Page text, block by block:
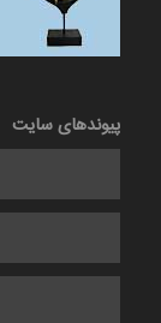
پیوندهای سایت